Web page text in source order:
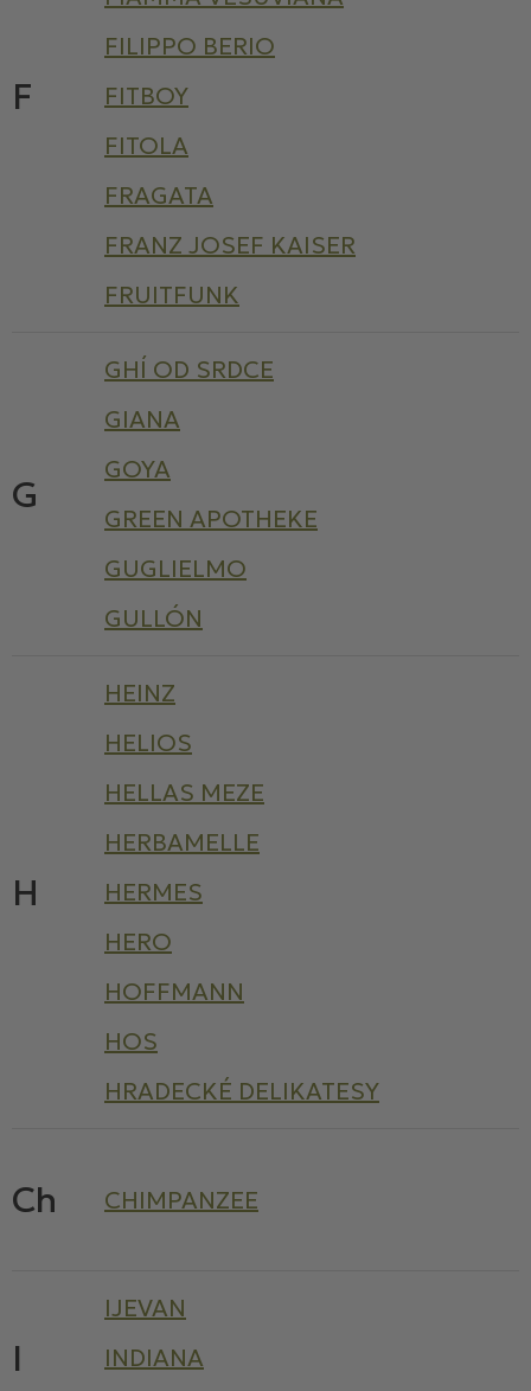
F
FILIPPO BERIO
FITBOY
FITOLA
FRAGATA
FRANZ JOSEF KAISER
FRUITFUNK
G
GHÍ OD SRDCE
GIANA
GOYA
GREEN APOTHEKE
GUGLIELMO
GULLÓN
H
HEINZ
HELIOS
HELLAS MEZE
HERBAMELLE
HERMES
HERO
HOFFMANN
HOS
HRADECKÉ DELIKATESY
Ch CHIMPANZEE
I
IJEVAN
INDIANA